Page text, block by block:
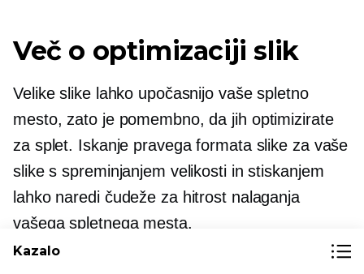
Več o optimizaciji slik
Velike slike lahko upočasnijo vaše spletno
mesto, zato je pomembno, da jih optimizirate
za splet. Iskanje pravega formata slike za vaše
slike s spreminjanjem velikosti in stiskanjem
lahko naredi čudeže za hitrost nalaganja
vašega spletnega mesta.
Kazalo